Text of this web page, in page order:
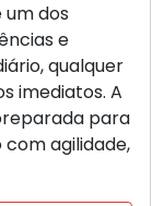
dos
e
qualquer
imediatos. A
para
agilidade,